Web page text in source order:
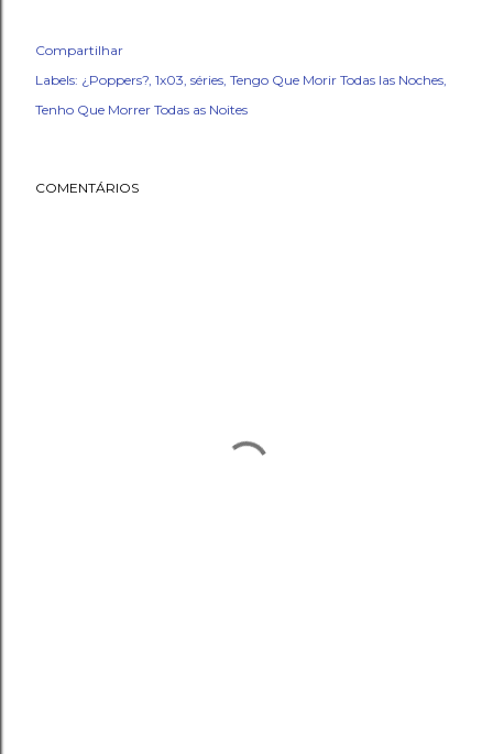
Compartilhar
Labels: ¿Poppers? 1x03 séries Tengo Que Morir Todas las Noches
Tenho Que Morrer Todas as Noites
COMENTÁRIOS